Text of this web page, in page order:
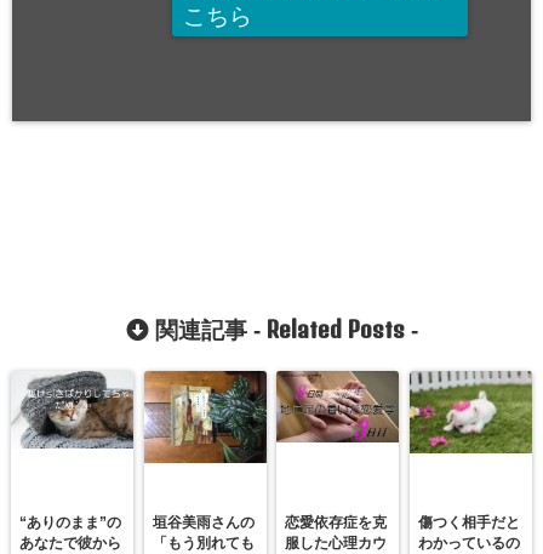
こちら
関連記事 - Related Posts-
“ありのまま”の
あなたで彼から
垣谷美雨さんの
「もう別れても
恋愛依存症を克
服した心理カウ
傷つく相手だと
わかっているの